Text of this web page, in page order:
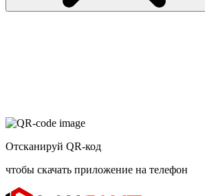
Отсканируй QR-код
чтобы скачать приложение на телефон